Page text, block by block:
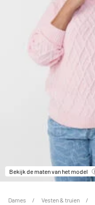
Bekijk de maten van het model
Dames Vesten & truien